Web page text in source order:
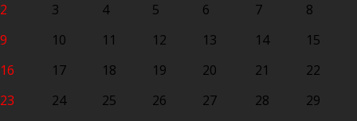
2
3 4 5 6 7
8
9
10 11 12 13 14
15
16
17 18 19 20 21
22
23
24 25 26 27 28
29